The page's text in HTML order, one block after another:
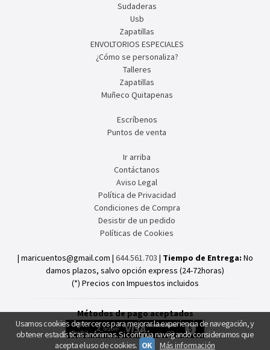
Sudaderas
Usb
Zapatillas
ENVOLTORIOS ESPECIALES
¿Cómo se personaliza?
Talleres
Zapatillas
Muñeco Quitapenas
Escríbenos
Puntos de venta
Ir arriba
Contáctanos
Aviso Legal
Política de Privacidad
Condiciones de Compra
Desistir de un pedido
Políticas de Cookies
| maricuentos@gmail.com | 644.561.703 | Tiempo de Entrega: No
damos plazos, salvo opción express (24-72horas)
(*) Precios con Impuestos incluidos
Métodos de pago aceptados
Usamos cookies de terceros para mejorar la experiencia de navegación, y
obtener estadísticas anónimas. Si continúa navegando consideramos que
acepta el uso de cookies. OK Más información